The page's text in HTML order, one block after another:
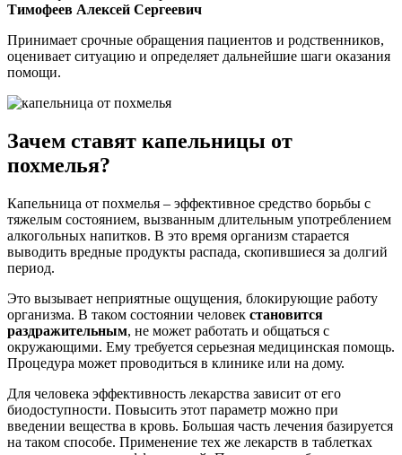
Тимофеев Алексей Сергеевич
Принимает срочные обращения пациентов и родственников,
оценивает ситуацию и определяет дальнейшие шаги оказания
помощи.
Зачем ставят капельницы от
похмелья?
Капельница от похмелья – эффективное средство борьбы с
тяжелым состоянием, вызванным длительным употреблением
алкогольных напитков. В это время организм старается
выводить вредные продукты распада, скопившиеся за долгий
период.
Это вызывает неприятные ощущения, блокирующие работу
организма. В таком состоянии человек становится
раздражительным, не может работать и общаться с
окружающими. Ему требуется серьезная медицинская помощь.
Процедура может проводиться в клинике или на дому.
Для человека эффективность лекарства зависит от его
биодоступности. Повысить этот параметр можно при
введении вещества в кровь. Большая часть лечения базируется
на таком способе. Применение тех же лекарств в таблетках